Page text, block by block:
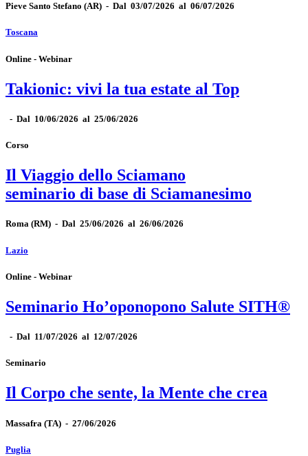
Pieve Santo Stefano (AR) - Dal 03/07/2026 al 06/07/2026
Toscana
Online - Webinar
Takionic: vivi la tua estate al Top
- Dal 10/06/2026 al 25/06/2026
Corso
Il Viaggio dello Sciamano
seminario di base di Sciamanesimo
Roma (RM) - Dal 25/06/2026 al 26/06/2026
Lazio
Online - Webinar
Seminario Ho’oponopono Salute SITH®
- Dal 11/07/2026 al 12/07/2026
Seminario
Il Corpo che sente, la Mente che crea
Massafra (TA) - 27/06/2026
Puglia